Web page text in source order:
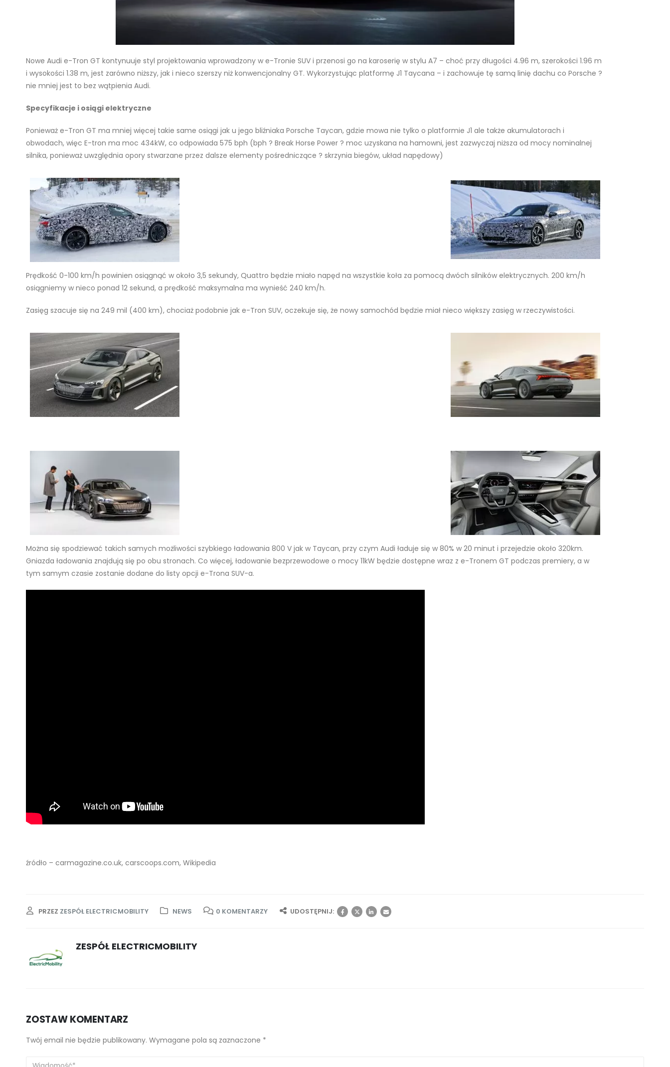
Nowe Audi e-Tron GT kontynuuje styl projektowania wprowadzony w e-Tronie SUV i przenosi go na karoserię w stylu A7 – choć przy długości 4.96 m, szerokości 1.96 m
i wysokości 1.38 m, jest zarówno niższy, jak i nieco szerszy niż konwencjonalny GT. Wykorzystując platformę J1 Taycana – i zachowuje tę samą linię dachu co Porsche ?
nie mniej jest to bez wątpienia Audi.
Specyfikacje i osiągi elektryczne
Ponieważ e-Tron GT ma mniej więcej takie same osiągi jak u jego bliźniaka Porsche Taycan, gdzie mowa nie tylko o platformie J1 ale także akumulatorach i
obwodach, więc E-tron ma moc 434kW, co odpowiada 575 bph (bph ? Break Horse Power ? moc uzyskana na hamowni, jest zazwyczaj niższa od mocy nominalnej
silnika, ponieważ uwzględnia opory stwarzane przez dalsze elementy pośredniczące ? skrzynia biegów, układ napędowy)
Prędkość 0-100 km/h powinien osiągnąć w około 3,5 sekundy, Quattro będzie miało napęd na wszystkie koła za pomocą dwóch silników elektrycznych. 200 km/h
osiągniemy w nieco ponad 12 sekund, a prędkość maksymalna ma wynieść 240 km/h.
Zasięg szacuje się na 249 mil (400 km), chociaż podobnie jak e-Tron SUV, oczekuje się, że nowy samochód będzie miał nieco większy zasięg w rzeczywistości.
Można się spodziewać takich samych możliwości szybkiego ładowania 800 V jak w Taycan, przy czym Audi ładuje się w 80% w 20 minut i przejedzie około 320km.
Gniazda ładowania znajdują się po obu stronach. Co więcej, ładowanie bezprzewodowe o mocy 11kW będzie dostępne wraz z e-Tronem GT podczas premiery, a w
tym samym czasie zostanie dodane do listy opcji e-Trona SUV-a.
źródło – carmagazine.co.uk, carscoops.com, Wikipedia
PRZEZ ZESPÓŁ ELECTRICMOBILITY NEWS 0 KOMENTARZY UDOSTĘPNIJ:
ZESPÓŁ ELECTRICMOBILITY
ZOSTAW KOMENTARZ
Twój email nie będzie publikowany. Wymagane pola są zaznaczone *